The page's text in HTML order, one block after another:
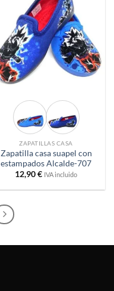
deseos
ZAPATILLAS CASA
Zapatilla casa suapel con
estampados Alcalde-707
12,90€ IVA incluido